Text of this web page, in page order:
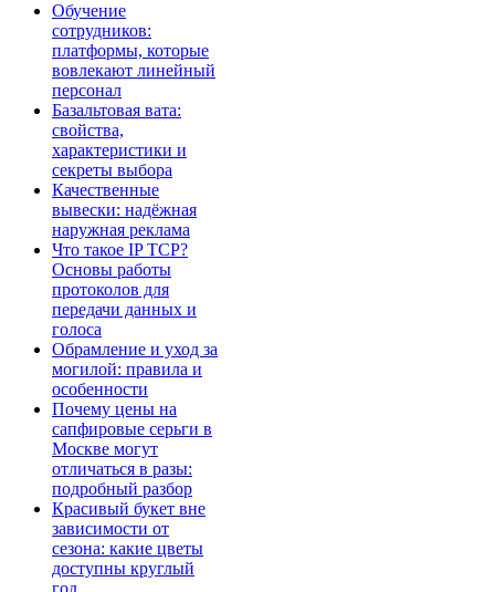
Обучение
сотрудников:
платформы, которые
вовлекают линейный
персонал
Базальтовая вата:
свойства,
характеристики и
секреты выбора
Качественные
вывески: надёжная
наружная реклама
Что такое IP TCP?
Основы работы
протоколов для
передачи данных и
голоса
Обрамление и уход за
могилой: правила и
особенности
Почему цены на
сапфировые серьги в
Москве могут
отличаться в разы:
подробный разбор
Красивый букет вне
зависимости от
сезона: какие цветы
доступны круглый